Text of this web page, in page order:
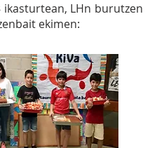
ikasturtean, LHn burutzen
ekimen: